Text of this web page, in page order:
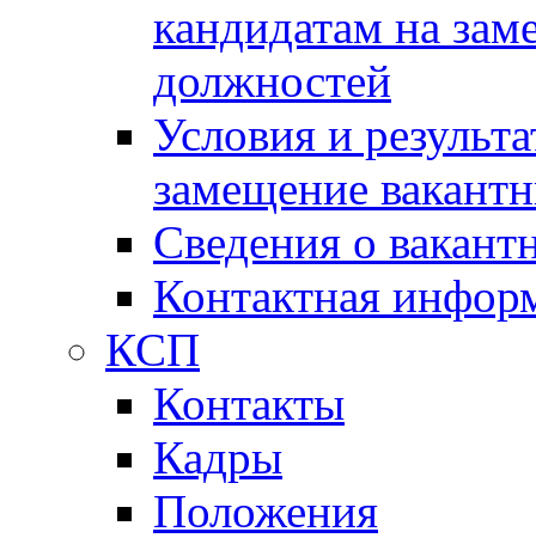
кандидатам на
должностей
Условия и
замещение
Сведения о
Контактная
КСП
Контакты
Кадры
Положения